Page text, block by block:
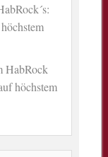
HabRock
höchstem